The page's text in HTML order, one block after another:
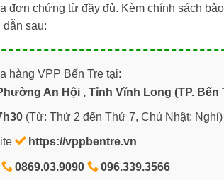
đơn chứng từ đầy đủ. Kèm chính sách
sau:
hàng VPP Bến Tre tại:
An Hội , Tỉnh Vĩnh Long (TP. Bến
(Từ: Thứ 2 đến Thứ 7, Chủ Nhật: Nghỉ)
https://vppbentre.vn
0869.03.9090 096.339.3566